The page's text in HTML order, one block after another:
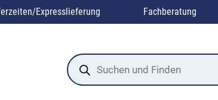
Expresslieferung Fachberatung
Products
search